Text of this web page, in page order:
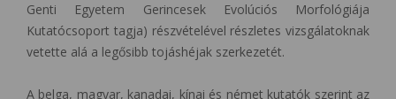
Genti Egyetem Gerincesek Evolúciós Morfológiája
Kutatócsoport tagja) részvételével részletes vizsgálatoknak
vetette alá a legősibb tojáshéjak szerkezetét.
A belga, magyar, kanadai, kínai és német kutatók szerint az